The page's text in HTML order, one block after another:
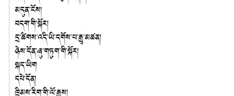
མདུན་ངོས།
བདག་གི་སྐོར།
དྲ་ཚིགས་འདི་ཡི་དགོས་པ་རྒྱུ་མཚན།
ཉེས་དོན་ཞུ་གཏུག་གི་སྐོར།
སྐད་ཡིག
དཔེ་དོན།
ཁྲིམས་རིག་གི་ལོ་རྒྱུས།